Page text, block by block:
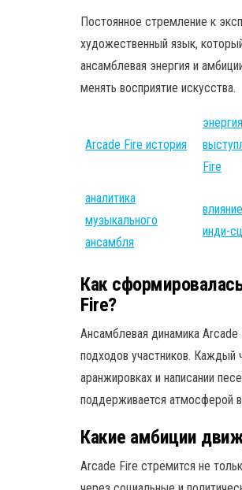
Постоянное стремление к
художественный язык,
ансамблевая энергия и
менять восприятие искусства.
Arcade Fire история
Fire
аналитика
музыкального
ансамбля
инди-
Как
Fire?
Ансамблевая динамика
подходов участников. Каждый
аранжировках и написании
поддерживается атмосферой
Какие амбиции
Arcade Fire стремится не